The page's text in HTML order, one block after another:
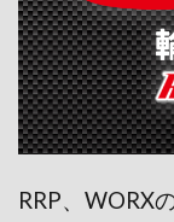
RRP、WORX